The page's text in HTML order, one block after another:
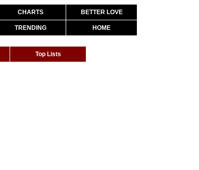
CHARTS BETTER LOVE
TRENDING HOME
Top Lists